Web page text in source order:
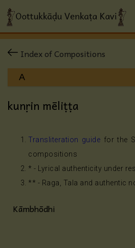
Index of Compositions
kunṛin mēliṭṭa
Transliteration guide for the
compositions
* - Lyrical authenticity under
** - Raga, Tala and authentic
Kāmbhōdhi